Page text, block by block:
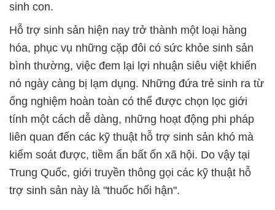
sinh con.
Hỗ trợ sinh sản hiện nay trở thành một loại hàng
hóa, phục vụ những cặp đôi có sức khỏe sinh sản
bình thường, việc đem lại lợi nhuận siêu việt khiến
nó ngày càng bị lạm dụng. Những đứa trẻ sinh ra từ
ống nghiệm hoàn toàn có thể được chọn lọc giới
tính một cách dễ dàng, những hoạt động phi pháp
liên quan đến các kỹ thuật hỗ trợ sinh sản khó mà
kiểm soát được, tiềm ẩn bất ổn xã hội. Do vậy tại
Trung Quốc, giới truyền thông gọi các kỹ thuật hỗ
trợ sinh sản này là "thuốc hối hận".